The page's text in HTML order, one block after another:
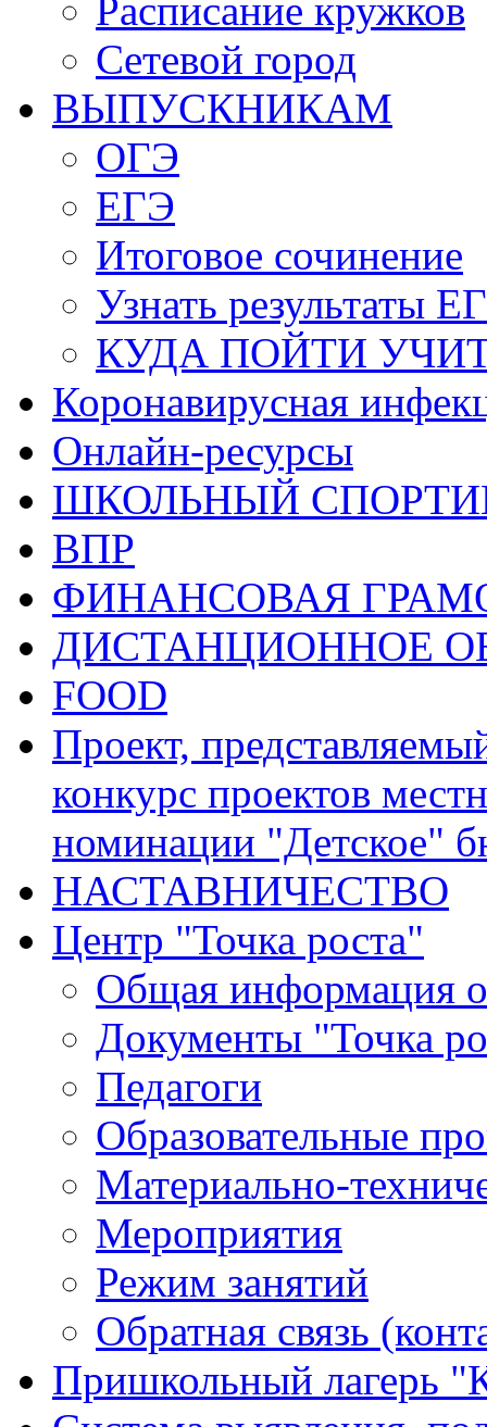
Расписание кружков
Сетевой город
ВЫПУСКНИКАМ
ОГЭ
ЕГЭ
Итоговое сочинение
Узнать результаты
КУДА ПОЙТИ
Коронавирусная
Онлайн-ресурсы
ШКОЛЬНЫЙ
ВПР
ФИНАНСОВАЯ
ДИСТАНЦИОННОЕ
FOOD
Проект,
конкурс проектов
номинации "Детское"
НАСТАВНИЧЕСТВО
Центр "Точка роста"
Общая информация о
Документы "Точка
Педагоги
Образовательные
Материально-
Мероприятия
Режим занятий
Обратная связь
Пришкольный лагерь